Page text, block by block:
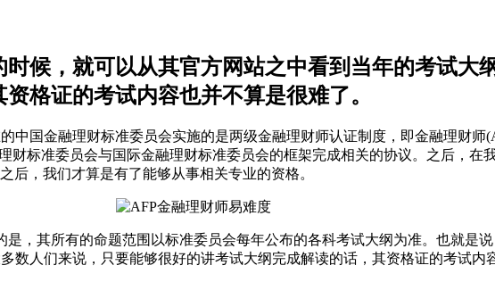
候，就可以从其官方网站之中看到当年的考试大
格证的考试内容也并不算是很难了。
金融理财标准委员会实施的是两级金融理财师认证制度，即金融理财师
财标准委员会与国际金融理财标准委员会的框架完成相关的协议。之后，在
后，我们才算是有了能够从事相关专业的资格。
其所有的命题范围以标准委员会每年公布的各科考试大纲为准。也就是
数人们来说，只要能够很好的讲考试大纲完成解读的话，其资格证的考试内